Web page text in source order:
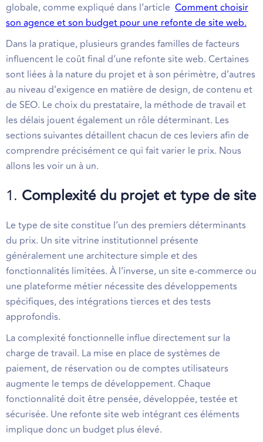
globale, comme expliqué dans l’article Comment choisir
son agence et son budget pour une refonte de site web.
Dans la pratique, plusieurs grandes familles de facteurs
influencent le coût final d’une refonte site web. Certaines
sont liées à la nature du projet et à son périmètre, d’autres
au niveau d’exigence en matière de design, de contenu et
de SEO. Le choix du prestataire, la méthode de travail et
les délais jouent également un rôle déterminant. Les
sections suivantes détaillent chacun de ces leviers afin de
comprendre précisément ce qui fait varier le prix. Nous
allons les voir un à un.
1. Complexité du projet et type de site
Le type de site constitue l’un des premiers déterminants
du prix. Un site vitrine institutionnel présente
généralement une architecture simple et des
fonctionnalités limitées. À l’inverse, un site e-commerce ou
une plateforme métier nécessite des développements
spécifiques, des intégrations tierces et des tests
approfondis.
La complexité fonctionnelle influe directement sur la
charge de travail. La mise en place de systèmes de
paiement, de réservation ou de comptes utilisateurs
augmente le temps de développement. Chaque
fonctionnalité doit être pensée, développée, testée et
sécurisée. Une refonte site web intégrant ces éléments
implique donc un budget plus élevé.